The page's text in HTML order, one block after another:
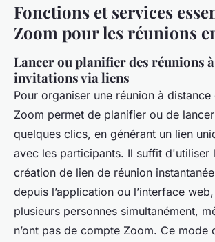
Fonctions et services
Zoom pour les réunions
Lancer ou planifier des réunions
invitations via liens
Pour organiser une réunion à
Zoom permet de planifier ou de
quelques clics, en générant un lien
avec les participants. Il suffit d'utiliser
création de lien de réunion
depuis l’application ou l’interface
plusieurs personnes simultanément,
n’ont pas de compte Zoom. Ce mode